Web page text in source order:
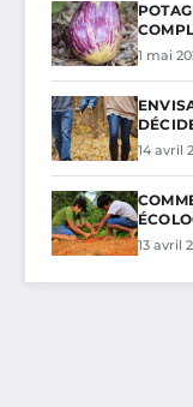
1 mai
14 avril
13 avril